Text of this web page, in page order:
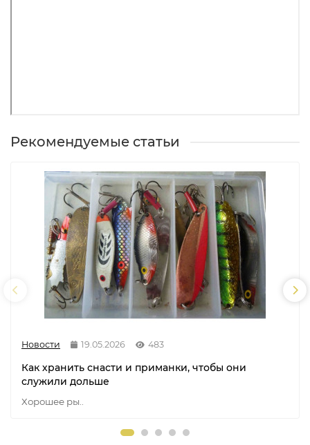
Рекомендуемые статьи
Новости 19.05.2026 483
Как хранить снасти и приманки, чтобы они
служили дольше
Хорошее ры..